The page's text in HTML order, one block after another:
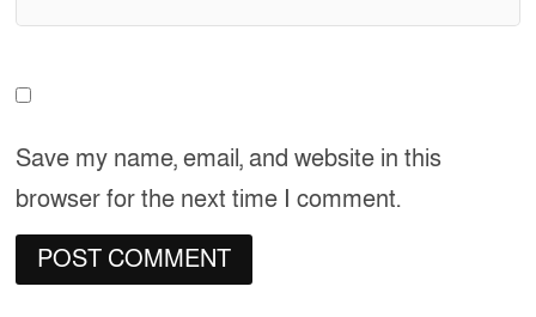
Save my name, email, and website in this
browser for the next time I comment.